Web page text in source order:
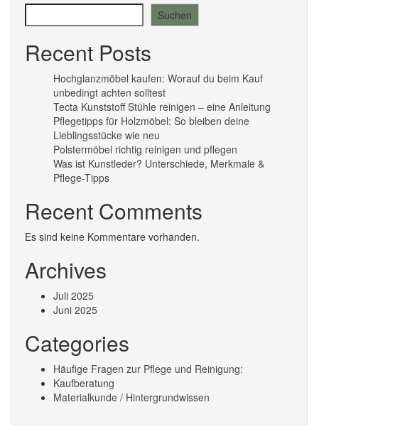
Suchen
Recent Posts
Hochglanzmöbel kaufen: Worauf du beim Kauf
unbedingt achten solltest
Tecta Kunststoff Stühle reinigen – eine Anleitung
Pflegetipps für Holzmöbel: So bleiben deine
Lieblingsstücke wie neu​
Polstermöbel richtig reinigen und pflegen
Was ist Kunstleder? Unterschiede, Merkmale &
Pflege-Tipps
Recent Comments
Es sind keine Kommentare vorhanden.
Archives
Juli 2025
Juni 2025
Categories
Häufige Fragen zur Pflege und Reinigung:
Kaufberatung
Materialkunde / Hintergrundwissen